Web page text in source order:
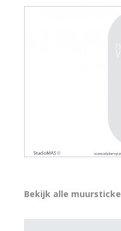
Bekijk alle